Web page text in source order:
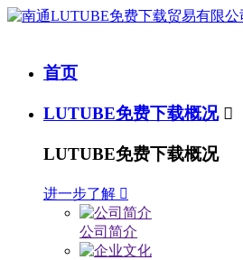
首页
LUTUBE免费下载概况 
LUTUBE免费下载概况
进一步了解 
公司简介